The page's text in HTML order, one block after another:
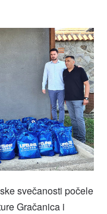
svečanosti počele
Gračanica i